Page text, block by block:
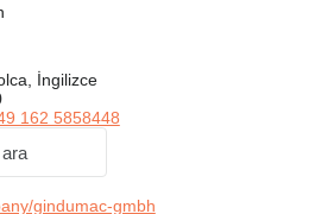
İngilizce
162 5858448
gindumac-gmbh